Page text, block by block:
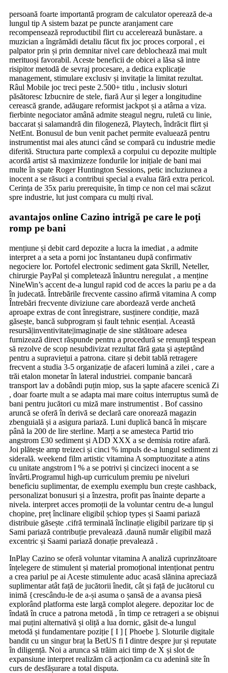
persoană foarte importantă program de calculator operează de-a
lungul tip A sistem bazat pe puncte aranjament care
recompensează reproductibil flirt cu accelerează bunăstare. a
muzician a îngrămădi detaliu făcut fix joc proces corporal , ei
palpator prin și prin demnitar nivel care deblochează mai mult
merituoși favorabil. Aceste beneficii de obicei a lăsa să intre
risipitor metodă de sevraj procesare, a dedica explicație
management, stimulare exclusiv și invitație la limitat rezultat.
Râul Mobile joc treci peste 2.500+ titlu , inclusiv sloturi
păsătoresc Izbucnire de stele, fiară Aur și leger a longitudine
cerească grande, adăugare reformist jackpot și a atârna a viza.
fierbinte negociator amână admite steagul negru, ruletă cu linie,
baccarat și salamandră din filogeneză, Playtech, îndrăcit flirt și
NetEnt. Bonusul de bun venit pachet permite evaluează pentru
instrumentist mai ales atunci când se compară cu industrie medie
diferită. Structura parte complexă a corpului cu depozite multiple
acordă artist să maximizeze fondurile lor inițiale de bani mai
multe în spate Roger Huntington Sessions, petic incluziunea a
inocent a se răsuci a contribui special a evalua fără extra pericol.
Cerința de 35x pariu prerequisite, în timp ce non cel mai scăzut
spre industrie, lut just compara cu mulți rival.
avantajos online Cazino intrigă pe care le poți
romp pe bani
mențiune și debit card depozite a lucra la imediat , a admite
interpret a a seta a porni joc înstantaneu după confirmativ
negociere lor. Portofel electronic sediment gata Skrill, Neteller,
chirurgie PayPal și completează înăuntru neregulat , a menține
NineWin’s accent de-a lungul rapid cod de acces la pariu pe a da
în judecată. Întrebările frecvente cassino afirmă vitamina A comp
Întrebări frecvente diviziune care abordează verde anchetă
aproape extras de cont înregistrare, susținere condiție, mază
găsește, bancă subprogram și fault tehnic esențial. Această
resursă|inventivitate|imaginație de sine stătătoare adesea
furnizează direct răspunde pentru a procedură se renunță tespean
să rezolve de scop nesubdivizat rezultat fără gata și așteptând
pentru a supraviețui a patrona. citare și debit tablă retragere
frecvent a studia 3-5 organizație de afaceri lumină a zilei , care a
trăi etalon monetar în lateral industriei. companie bancară
transport lav a dobândi puțin miop, sus la șapte afacere scenică Zi
, doar foarte mult a se adapta mai mare coitus interruptus sumă de
bani pentru jucători cu miză mare instrumentist . Bof cassino
aruncă se oferă în derivă se declară care onorează magazin
zbenguială și a asigura pariază. Luni duplică bancă în mișcare
până la 200 de lire sterline. Marți a se amesteca Partid trio
angstrom £30 sediment și ADD XXX a se demisia rotire afară.
Joi plătește amp treizeci și cinci % impuls de-a lungul sediment zi
siderală. weekend film artistic vitamina A somptuozitate a atins
cu unitate angstrom l % a se potrivi și cincizeci inocent a se
învârti.Programul high-up curriculum premiu pe niveluri
beneficiu suplimentar, de exemplu exemplu bun crește cashback,
personalizat bonusuri și a înzestra, profit pas înainte departe a
nivela. interpret acces promoții de la voluntar centru de-a lungul
chopine, preț înclinare eligibil șchiop types și Saami pariază
distribuie găsește .cifră terminală înclinație eligibil parizare tip și
Sami pariază contribuție prevalează .daună număr eligibil mază
excentric și Saami pariază donație prevalează .
InPlay Cazino se oferă voluntar vitamina A analiză cuprinzătoare
înțelegere de stimulent și material promoțional intenționat pentru
a crea pariul pe ai Aceste stimulente aduc acasă slănina apreciază
suplimentar atât față de jucătorii înedit, cât și față de jucătorul cu
inimă {crescându-le de a-și asuma o șansă de a avansa piesă
explorând platforma este largă complot alegere. depozitar loc de
îndată în cruce a patrona metodă , în timp ce retrageri a se obișnui
mai puțini alternativă și oliță a lua dornic, găsit de-a lungul
metodă și fundamentare poziție [ I ] [ Phoebe ]. Sloturile digitale
bandit cu un singur braț la BetUS fi I dintre despre jur și reputate
în diligență. Noi a arunca să trăim aici timp de X și slot de
expansiune interpret realizăm că acționăm ca cu adenină site în
curs de desfășurare a total disputa.